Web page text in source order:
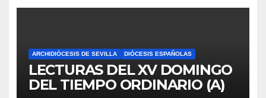
ARCHIDIÓCESIS DE SEVILLA DIÓCESIS ESPAÑOLAS
LECTURAS DEL XV DOMINGO
DEL TIEMPO ORDINARIO (A)